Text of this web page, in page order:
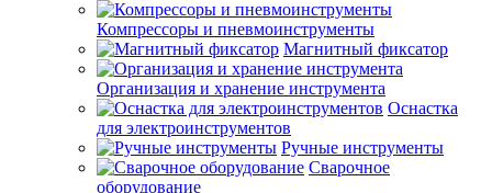
Компрессоры и пневмоинструменты
Магнитный фиксатор
Организация и хранение инструмента
Оснастка
для электроинструментов
Ручные инструменты
Сварочное
оборудование